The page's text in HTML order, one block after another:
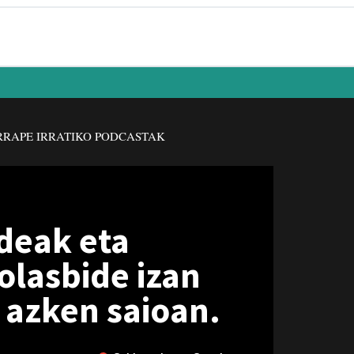
IRRATIKO PODCASTAK
eta
izan
saioan.